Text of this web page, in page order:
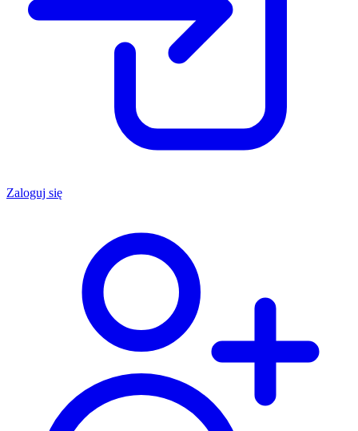
Zaloguj się